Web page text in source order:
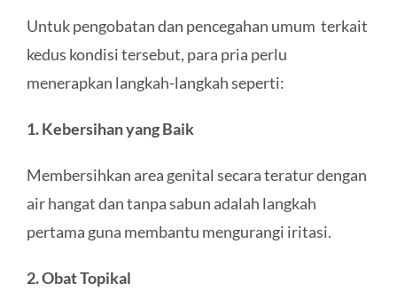
Untuk pengobatan dan pencegahan umum terkait
kedus kondisi tersebut, para pria perlu
menerapkan langkah-langkah seperti:
1. Kebersihan yang Baik
Membersihkan area genital secara teratur dengan
air hangat dan tanpa sabun adalah langkah
pertama guna membantu mengurangi iritasi.
2. Obat Topikal